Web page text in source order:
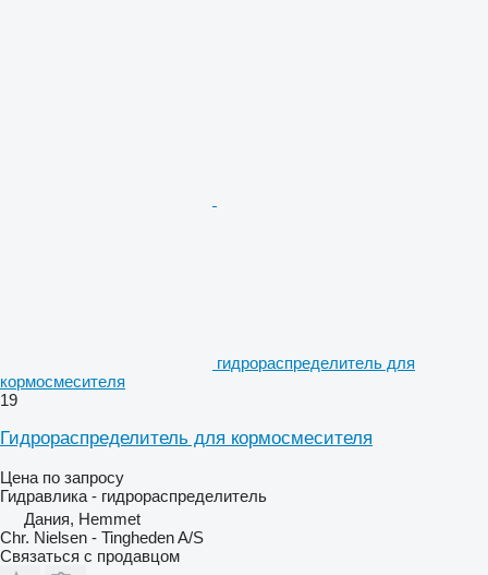
гидрораспределитель для
кормосмесителя
19
Гидрораспределитель для кормосмесителя
Цена по запросу
Гидравлика - гидрораспределитель
Дания, Hemmet
Chr. Nielsen - Tingheden A/S
Связаться с продавцом